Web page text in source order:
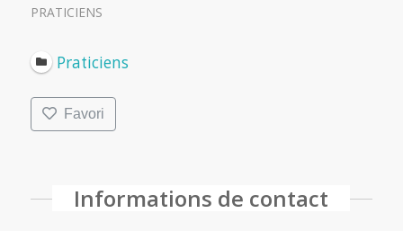
PRATICIENS
Praticiens
Favori
Informations de contact